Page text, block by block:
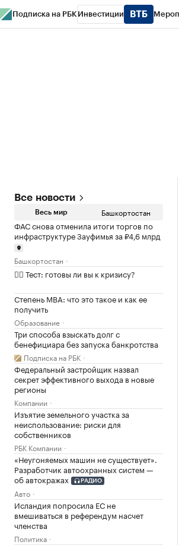
Подписка на РБК Инвестиции
Все новости
Весь мир Башкортостан
ФАС снова отменила итоги торгов по
инфраструктуре Зауфимья за ₽4,6 млрд
Башкортостан
✍🏻 Тест: готовы ли вы к кризису?
Степень MBA: что это такое и как ее
получить
Образование
Три способа взыскать долг с
бенефициара без запуска банкротства
Подписка на РБК
Федеральный застройщик назвал
секрет эффективного выхода в новые
регионы
Компании
Изъятие земельного участка за
неиспользование: риски для
собственников
РБК Компании
«Неугоняемых машин не существует».
Разработчик автоохранных систем —
об автокражах
РАДИО
Авто
Исландия попросила ЕС не
вмешиваться в референдум насчет
членства
Политика